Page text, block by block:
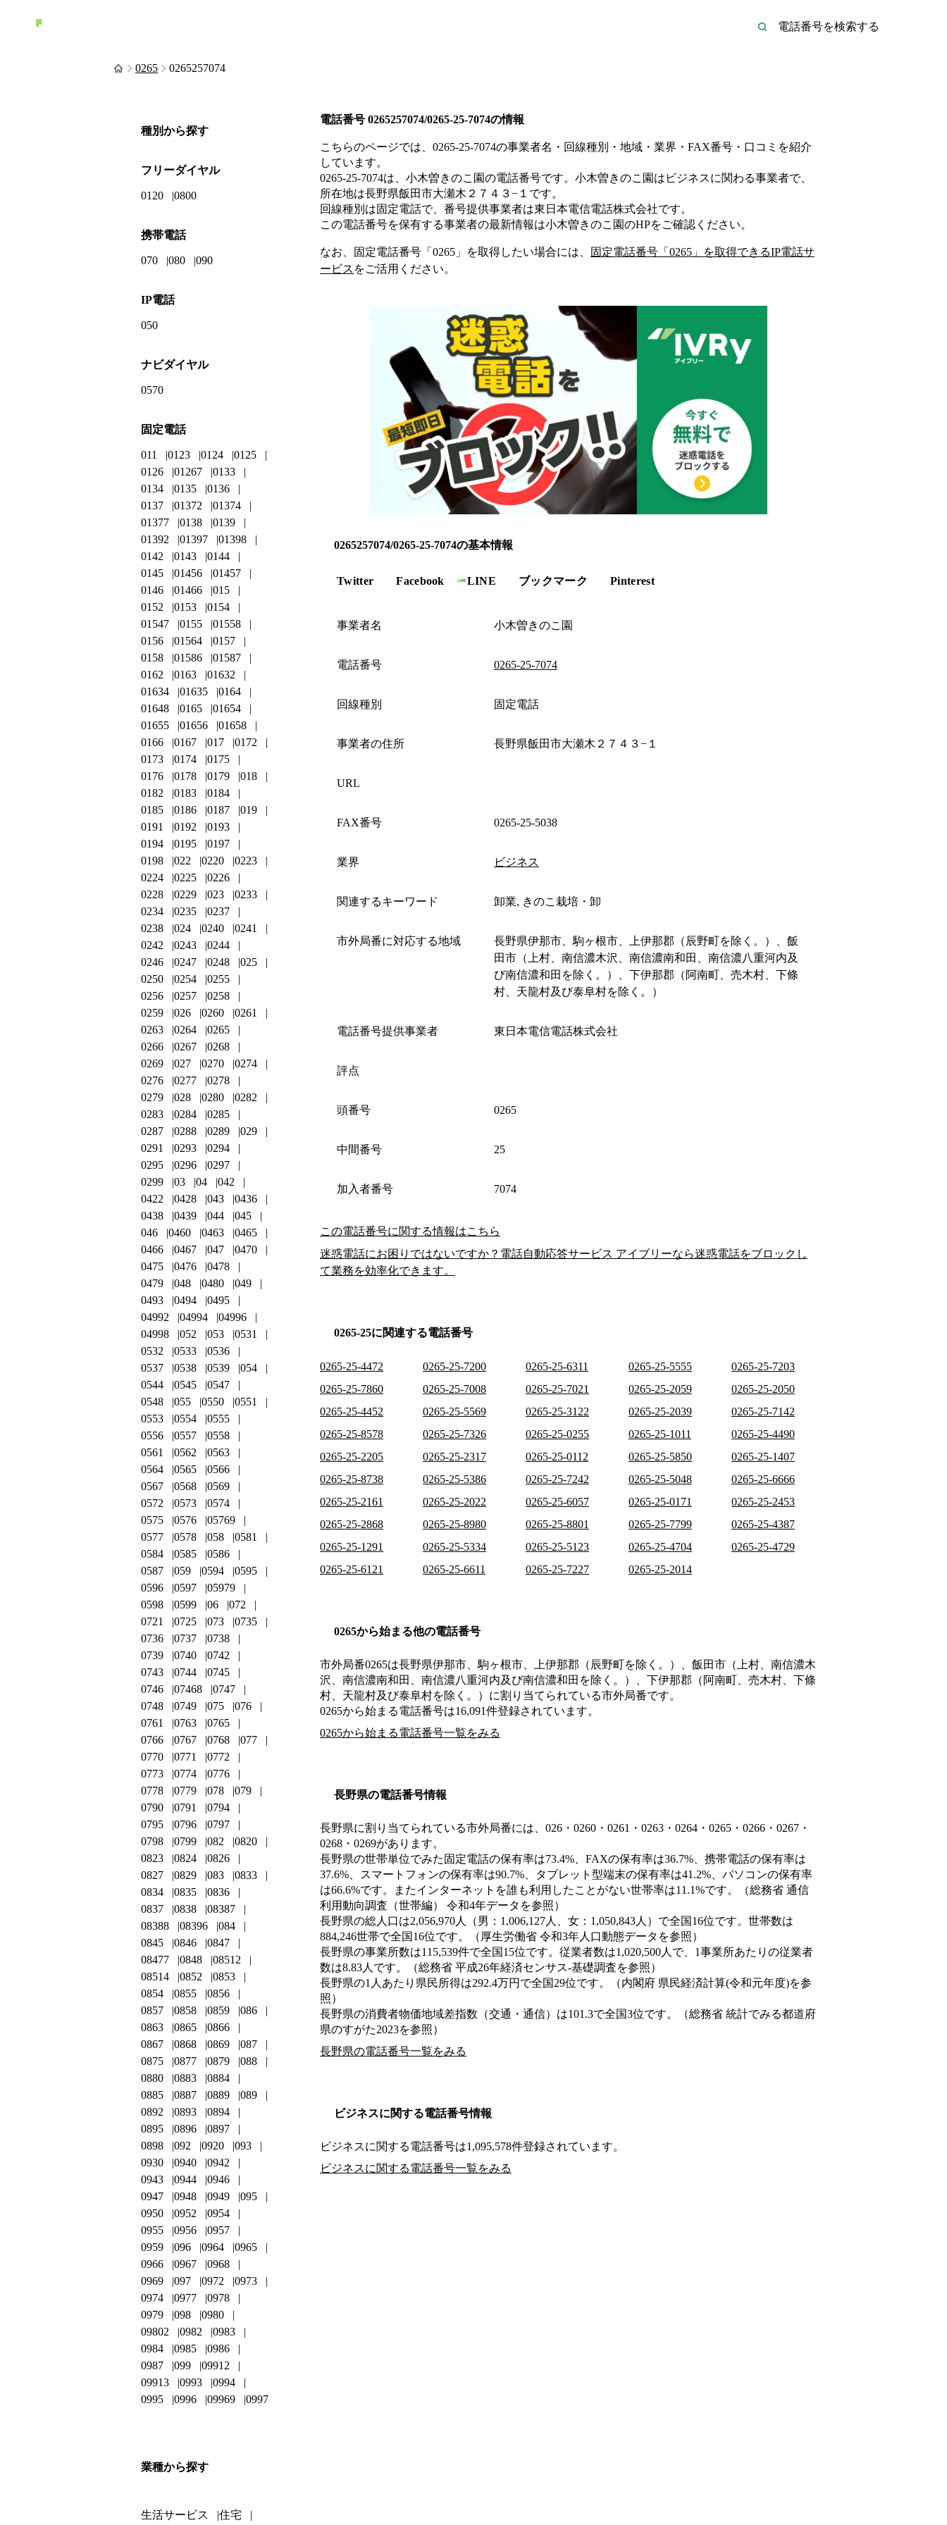
0265 0265257074
電話番号 0265257074/0265-25-7074の情報
こちらのページでは、 0265-25-7074の事業者名・回線種別・地域・業界・FAX番号・口コミを紹介
しています。
0265-25-7074は、 小木曽きのこ園の電話番号です。 小木曽きのこ園は ビジネスに関わる事業者で、
所在地は長野県飯田市大瀬木２７４３−１ です。
回線種別は固定電話で、番号提供事業者は東日本電信電話株式会社です。
この電話番号を保有する事業者の最新情報は小木曽きのこ園のHPをご確認ください。
なお、固定電話番号「 0265 」を取得したい場合には、 固定電話番号「 0265 」を取得できるIP電話サ
ービス をご活用ください。
0265257074/0265-25-7074の基本情報
Twitter Facebook LINE ブックマーク Pinterest
事業者名 小木曽きのこ園
電話番号 0265-25-7074
回線種別 固定電話
事業者の住所 長野県飯田市大瀬木２７４３−１
URL
FAX番号 0265-25-5038
業界 ビジネス
関連するキーワード 卸業, きのこ栽培・卸
市外局番に対応する地域
長野県伊那市、駒ヶ根市、上伊那郡（辰野町を除く。）、飯
田市（上村、南信濃木沢、南信濃南和田、南信濃八重河内及
び南信濃和田を除く。）、下伊那郡（阿南町、売木村、下條
村、天龍村及び泰阜村を除く。）
電話番号提供事業者 東日本電信電話株式会社
評点
頭番号 0265
中間番号 25
加入者番号 7074
この電話番号に関する情報はこちら
迷惑電話にお困りではないですか？電話自動応答サービス アイブリーなら迷惑電話をブロックし
て業務を効率化できます。
0265-25に関連する電話番号
0265-25-4472 0265-25-7200 0265-25-6311 0265-25-5555
0265-25-7203
0265-25-7860
0265-25-7008 0265-25-7021 0265-25-2059
0265-25-2050
0265-25-4452
0265-25-5569 0265-25-3122 0265-25-2039
0265-25-7142
0265-25-8578
0265-25-7326 0265-25-0255 0265-25-1011
0265-25-4490
0265-25-2205
0265-25-2317 0265-25-0112 0265-25-5850
0265-25-1407
0265-25-8738
0265-25-5386 0265-25-7242 0265-25-5048
0265-25-6666
0265-25-2161
0265-25-2022 0265-25-6057 0265-25-0171
0265-25-2453
0265-25-2868
0265-25-8980 0265-25-8801 0265-25-7799
0265-25-4387
0265-25-1291
0265-25-5334 0265-25-5123 0265-25-4704
0265-25-4729
0265-25-6121
0265-25-6611 0265-25-7227 0265-25-2014
0265から始まる他の電話番号
市外局番0265は長野県伊那市、駒ヶ根市、上伊那郡（辰野町を除く。）、飯田市（上村、南信濃木
沢、南信濃南和田、南信濃八重河内及び南信濃和田を除く。）、下伊那郡（阿南町、売木村、下條
村、天龍村及び泰阜村を除く。） に割り当てられている市外局番です。
0265から始まる電話番号は16,091件登録されています。
0265から始まる電話番号一覧をみる
長野県の電話番号情報
長野県に割り当てられている市外局番には、026・0260・0261・0263・0264・0265・0266・0267・
0268・0269があります。
長野県の世帯単位でみた固定電話の保有率は73.4%、FAXの保有率は36.7%、携帯電話の保有率は
37.6%、スマートフォンの保有率は90.7%、タブレット型端末の保有率は41.2%、パソコンの保有率
は66.6%です。またインターネットを誰も利用したことがない世帯率は11.1%です。（総務省 通信
利用動向調査（世帯編） 令和4年データを参照）
長野県の総人口は2,056,970人（男：1,006,127人、女：1,050,843人）で全国16位です。世帯数は
884,246世帯で全国16位です。（厚生労働省 令和3年人口動態データを参照）
長野県の事業所数は115,539件で全国15位です。従業者数は1,020,500人で、1事業所あたりの従業者
数は8.83人です。（総務省 平成26年経済センサス‐基礎調査を参照）
長野県の1人あたり県民所得は292.4万円で全国29位です。（内閣府 県民経済計算(令和元年度)を参
照）
長野県の消費者物価地域差指数（交通・通信）は101.3で全国3位です。（総務省 統計でみる都道府
県のすがた2023を参照）
長野県の電話番号一覧をみる
ビジネスに関する電話番号情報
ビジネスに関する電話番号は1,095,578件登録されています。
ビジネスに関する電話番号一覧をみる
種別から探す
フリーダイヤル
0120 0800
携帯電話
070 080 090
IP電話
050
ナビダイヤル
0570
固定電話
011 0123 0124
0125
0126
01267
0133
0134
0135
0136
0137
01372
01374
01377
0138
0139
01392
01397
01398
0142
0143
0144
0145
01456
01457
0146
01466
015
0152
0153
0154
01547
0155
01558
0156
01564
0157
0158
01586
01587
0162
0163
01632
01634
01635
0164
01648
0165
01654
01655
01656
01658
0166
0167 017
0172
0173
0174
0175
0176
0178 0179
018
0182
0183
0184
0185
0186 0187
019
0191
0192
0193
0194
0195
0197
0198
022 0220
0223
0224
0225
0226
0228
0229 023
0233
0234
0235
0237
0238
024 0240
0241
0242
0243
0244
0246
0247 0248
025
0250
0254
0255
0256
0257
0258
0259
026 0260
0261
0263
0264
0265
0266
0267
0268
0269
027 0270
0274
0276
0277
0278
0279
028 0280
0282
0283
0284
0285
0287
0288 0289
029
0291
0293
0294
0295
0296
0297
0299
03 04
042
0422
0428 043
0436
0438
0439 044
045
046
0460 0463
0465
0466
0467 047
0470
0475
0476
0478
0479
048 0480
049
0493
0494
0495
04992
04994
04996
04998
052 053
0531
0532
0533
0536
0537
0538 0539
054
0544
0545
0547
0548
055 0550
0551
0553
0554
0555
0556
0557
0558
0561
0562
0563
0564
0565
0566
0567
0568
0569
0572
0573
0574
0575
0576
05769
0577
0578 058
0581
0584
0585
0586
0587
059 0594
0595
0596
0597
05979
0598
0599 06
072
0721
0725 073
0735
0736
0737
0738
0739
0740
0742
0743
0744
0745
0746
07468
0747
0748
0749 075
076
0761
0763
0765
0766
0767 0768
077
0770
0771
0772
0773
0774
0776
0778
0779 078
079
0790
0791
0794
0795
0796
0797
0798
0799 082
0820
0823
0824
0826
0827
0829 083
0833
0834
0835
0836
0837
0838
08387
08388
08396
084
0845
0846
0847
08477
0848
08512
08514
0852
0853
0854
0855
0856
0857
0858 0859
086
0863
0865
0866
0867
0868 0869
087
0875
0877 0879
088
0880
0883
0884
0885
0887 0889
089
0892
0893
0894
0895
0896
0897
0898
092 0920
093
0930
0940
0942
0943
0944
0946
0947
0948 0949
095
0950
0952
0954
0955
0956
0957
0959
096 0964
0965
0966
0967
0968
0969
097 0972
0973
0974
0977
0978
0979
098
0980
09802
0982
0983
0984
0985
0986
0987
099
09912
09913
0993
0994
0995
0996 09969 0997
業種から探す
生活サービス 住宅